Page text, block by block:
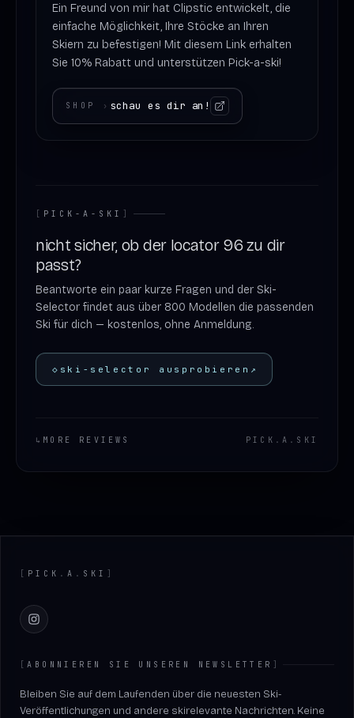
Ein Freund von mir hat Clipstic entwickelt, die
einfache Möglichkeit, Ihre Stöcke an Ihren
Skiern zu befestigen! Mit diesem Link erhalten
Sie 10% Rabatt und unterstützen Pick-a-ski!
SHOP › schau es dir an!
[ PICK-A-SKI ]
nicht sicher, ob der locator 96 zu dir
passt?
Beantworte ein paar kurze Fragen und der Ski-
Selector findet aus über 800 Modellen die passenden
Ski für dich — kostenlos, ohne Anmeldung.
◇ ski-selector ausprobieren ↗
↳ MORE REVIEWS PICK . A . SKI
[ PICK . A . SKI ]
Instagram
[ABONNIEREN SIE UNSEREN NEWSLETTER ]
Bleiben Sie auf dem Laufenden über die neuesten Ski-
Veröffentlichungen und andere skirelevante Nachrichten. Keine